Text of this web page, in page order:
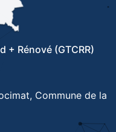
+ Rénové (GTCRR)
Commune de la